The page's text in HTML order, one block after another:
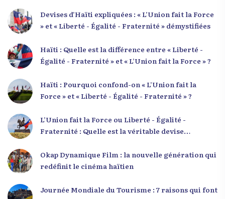
Devises d’Haïti expliquées : « L’Union fait la Force
» et « Liberté - Égalité - Fraternité » démystifiées
Haïti : Quelle est la différence entre « Liberté -
Égalité - Fraternité » et « L’Union fait la Force » ?
Haïti : Pourquoi confond-on « L’Union fait la
Force » et « Liberté - Égalité - Fraternité » ?
L’Union fait la Force ou Liberté - Égalité -
Fraternité : Quelle est la véritable devise
Okap Dynamique Film : la nouvelle génération qui
redéfinit le cinéma haïtien
Journée Mondiale du Tourisme : 7 raisons qui font